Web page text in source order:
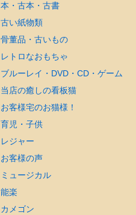
本・古本・古書
古い紙物類
骨董品・古いもの
レトロなおもちゃ
ブルーレイ・DVD・CD・ゲーム
当店の癒しの看板猫
お客様宅のお猫様！
育児・子供
レジャー
お客様の声
ミュージカル
能楽
カメゴン